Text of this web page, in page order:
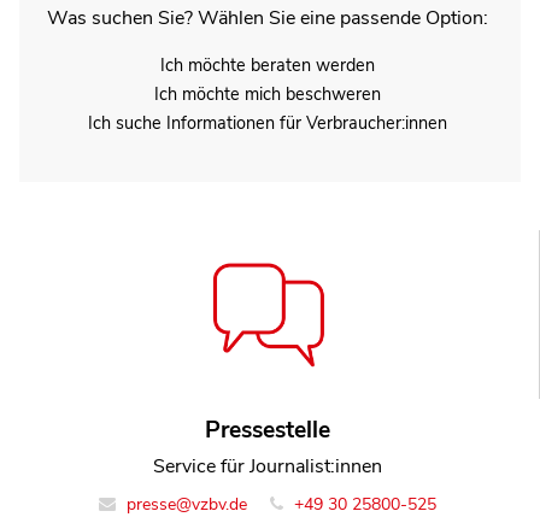
Was suchen Sie? Wählen Sie eine passende Option:
Ich möchte beraten werden
Ich möchte mich beschweren
Ich suche Informationen für Verbraucher:innen
Pressestelle
Service für Journalist:innen
presse@vzbv.de +49 30 25800-525